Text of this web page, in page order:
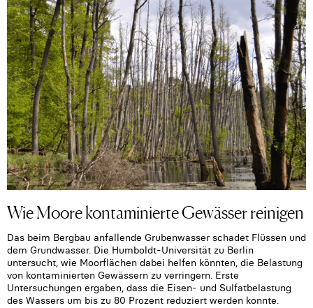
Wie Moore kontaminierte Gewässer reinigen
Das beim Bergbau anfallende Grubenwasser schadet Flüssen und
dem Grundwasser. Die Humboldt-Universität zu Berlin
untersucht, wie Moorflächen dabei helfen könnten, die Belastung
von kontaminierten Gewässern zu verringern. Erste
Untersuchungen ergaben, dass die Eisen- und Sulfatbelastung
des Wassers um bis zu 80 Prozent reduziert werden konnte.